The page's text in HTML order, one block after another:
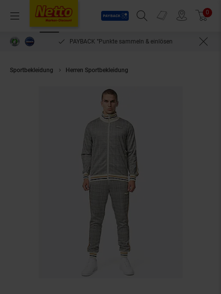
Menü
Payback
Suchfeld einblenden
Prospekte 0
PAYBACK °Punkte sammeln & einlösen
Sportbekleidung Herren Sportbekleidung